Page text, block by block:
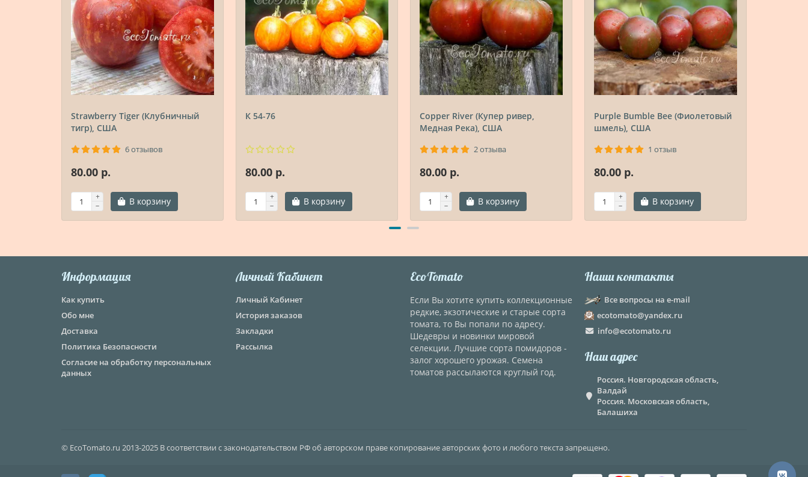
Strawberry Tiger (Клубничный
тигр), США
6 отзывов
80.00 р.
В корзину
К 54-76
80.00 р.
В корзину
Copper River (Купер ривер,
Медная Река), США
2 отзыва
80.00 р.
В корзину
Purple Bumble Bee (Фиолетовый
шмель), США
1 отзыв
80.00 р.
В корзину
Информация
Как купить
Обо мне
Доставка
Политика Безопасности
Согласие на обработку персональных
данных
Личный Кабинет
Личный Кабинет
История заказов
Закладки
Рассылка
EcoTomato
Если Вы хотите купить коллекционные
редкие, экзотические и старые сорта
томата, то Вы попали по адресу.
Шедевры и новинки мировой
селекции. Лучшие сорта помидоров -
залог хорошего урожая. Семена
томатов рассылаются круглый год.
Наши контакты
Все вопросы на e-mail
ecotomato@yandex.ru
info@ecotomato.ru
Наш адрес
Россия. Новгородская область,
Валдай
Россия. Московская область,
Балашиха
© EcoTomato.ru 2013-2025 В соответствии с законодательством РФ об авторском праве копирование авторских фото и любого текста запрещено.